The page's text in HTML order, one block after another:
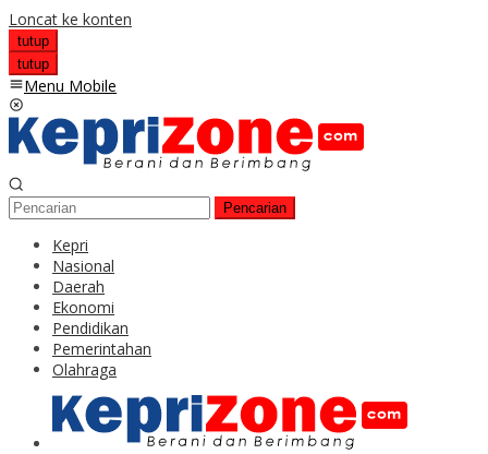
Loncat ke konten
tutup
tutup
Menu Mobile
Pencarian
Kepri
Nasional
Daerah
Ekonomi
Pendidikan
Pemerintahan
Olahraga